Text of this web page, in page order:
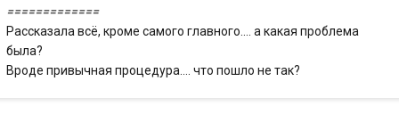
=============
Рассказала всё, кроме самого главного.... а какая проблема
была?
Вроде привычная процедура.... что пошло не так?